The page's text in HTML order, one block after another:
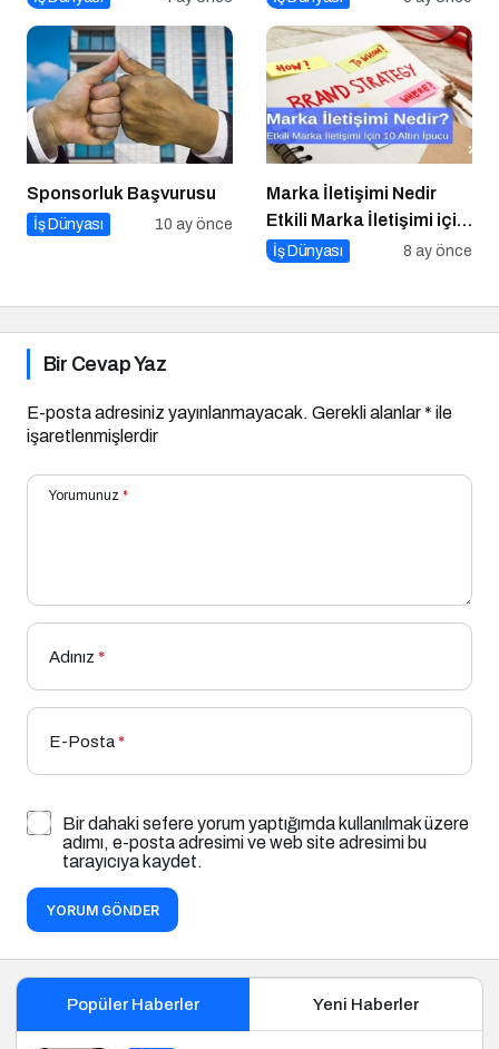
Sponsorluk Başvurusu
İş Dünyası 10 ay önce
Marka İletişimi Nedir
Etkili Marka İletişimi için
10 Altın Öneri
İş Dünyası 8 ay önce
Bir Cevap Yaz
E-posta adresiniz yayınlanmayacak. Gerekli alanlar* ile
işaretlenmişlerdir
Yorumunuz *
Adınız *
E-Posta*
Bir dahaki sefere yorum yaptığımda kullanılmak üzere
adımı, e-posta adresimi ve web site adresimi bu
tarayıcıya kaydet.
YORUM GÖNDER
Popüler Haberler Yeni Haberler